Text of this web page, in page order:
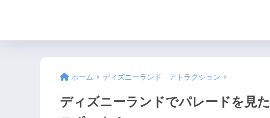
ホーム ディズニーランド アトラクション
ディズニーランドでパレードを見